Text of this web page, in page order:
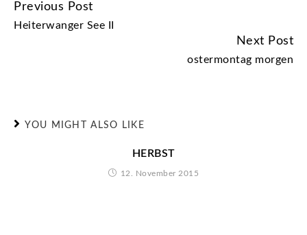
CONTINUE
READING
Previous Post
Heiterwanger See II
Next Post
ostermontag morgen
YOU MIGHT ALSO LIKE
HERBST
12. November 2015